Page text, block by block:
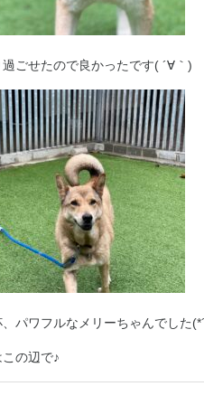
ごせたので良かったです( ´∀｀)
パワフルなメリーちゃんでした
の辺で♪